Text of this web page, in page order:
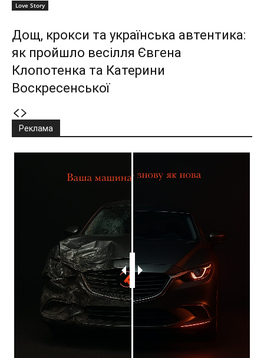
Love Story
Дощ, крокси та українська автентика:
як пройшло весілля Євгена
Клопотенка та Катерини
Воскресенської
Реклама